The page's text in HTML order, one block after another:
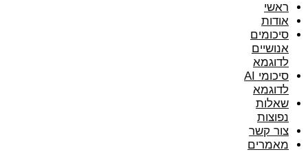
ראשי
אודות
סיכומים
אנושיים
לדוגמא
סיכומי AI
לדוגמא
שאלות
נפוצות
צור קשר
מאמרים